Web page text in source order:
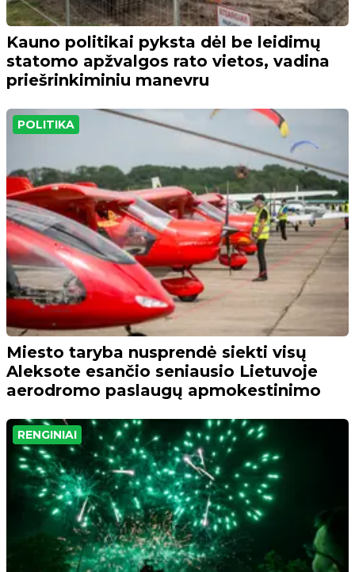
Kauno politikai pyksta dėl be leidimų
statomo apžvalgos rato vietos, vadina
priešrinkiminiu manevru
POLITIKA
Miesto taryba nusprendė siekti visų
Aleksote esančio seniausio Lietuvoje
aerodromo paslaugų apmokestinimo
RENGINIAI